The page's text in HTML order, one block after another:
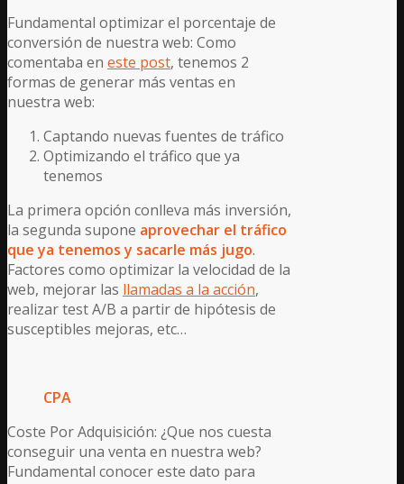
Fundamental optimizar el porcentaje de
conversión de nuestra web: Como
comentaba en este post, tenemos 2
formas de generar más ventas en
nuestra web:
Captando nuevas fuentes de tráfico
Optimizando el tráfico que ya
tenemos
La primera opción conlleva más inversión,
la segunda supone aprovechar el tráfico
que ya tenemos y sacarle más jugo.
Factores como optimizar la velocidad de la
web, mejorar las llamadas a la acción,
realizar test A/B a partir de hipótesis de
susceptibles mejoras, etc…
CPA
Coste Por Adquisición: ¿Que nos cuesta
conseguir una venta en nuestra web?
Fundamental conocer este dato para